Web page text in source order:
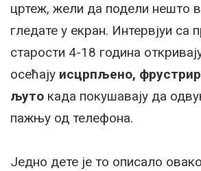
цртеж, жели да подели нешто
гледате у екран. Интервјуи са
старости 4-18 година
осећају исцрпљено,
љуто када покушавају да
пажњу од телефона.
Једно дете је то описало